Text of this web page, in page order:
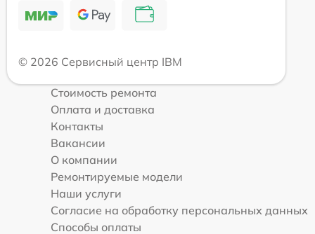
© 2026 Сервисный центр IBM
Стоимость ремонта
Оплата и доставка
Контакты
Вакансии
О компании
Ремонтируемые модели
Наши услуги
Согласие на обработку персональных данных
Способы оплаты